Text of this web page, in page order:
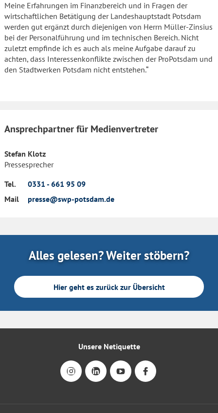
Meine Erfahrungen im Finanzbereich und in Fragen der
wirtschaftlichen Betätigung der Landeshauptstadt Potsdam
werden gut ergänzt durch diejenigen von Herrn Müller-Zinsius
bei der Personalführung und im technischen Bereich. Nicht
zuletzt empfinde ich es auch als meine Aufgabe darauf zu
achten, dass Interessenkonflikte zwischen der ProPotsdam und
den Stadtwerken Potsdam nicht entstehen.“
Ansprechpartner für Medienvertreter
Stefan Klotz
Pressesprecher
Tel.
0331 - 661 95 09
Mail
presse@swp-potsdam.de
Alles gelesen? Weiter stöbern?
Hier geht es zurück zur Übersicht
Unsere Netiquette